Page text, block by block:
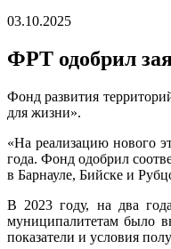
03.10.2025
ФРТ одобрил
Фонд развития
для жизни».
«На реализацию нового
года. Фонд одобрил
в Барнауле, Бийске и
В 2023 году, на два
муниципалитетам было
показатели и условия